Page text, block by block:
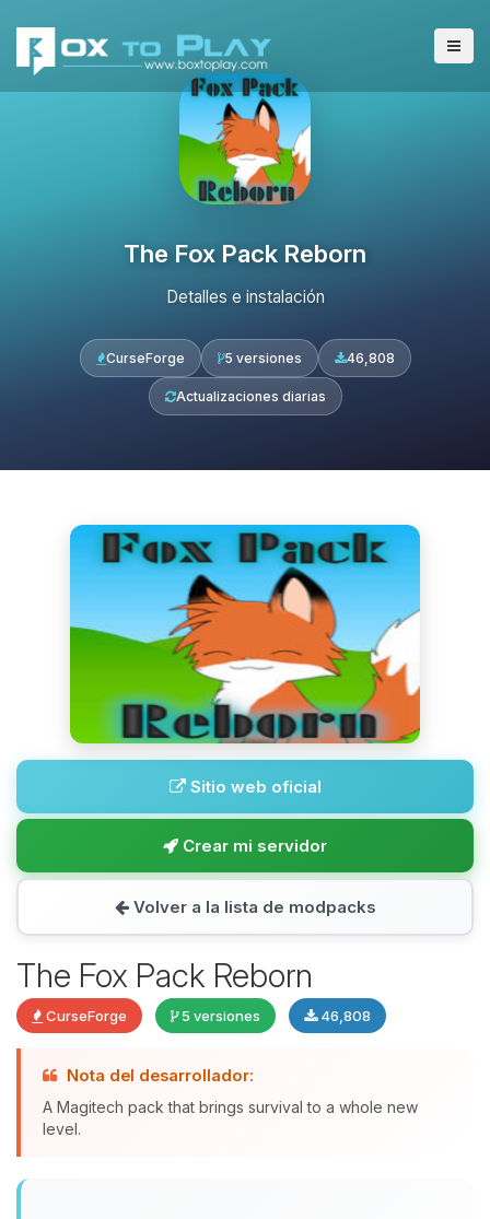
The Fox Pack Reborn
Detalles e instalación
CurseForge 5 versiones 46,808
Actualizaciones diarias
Sitio web oficial
Crear mi servidor
Volver a la lista de modpacks
The Fox Pack Reborn
CurseForge 5 versiones 46,808
Nota del desarrollador:
A Magitech pack that brings survival to a whole new
level.